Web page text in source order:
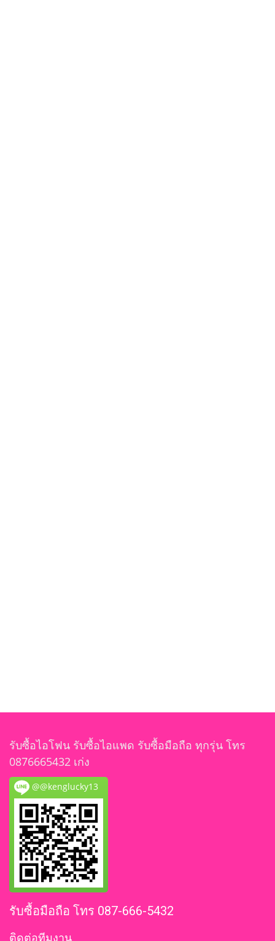
รับซื้อไอโฟน รับซื้อไอแพด รับซื้อมือถือ ทุกรุ่น โทร
0876665432 เก่ง
@@kenglucky13
รับซื้อมือถือ โทร 087-666-5432
ติดต่อทีมงาน